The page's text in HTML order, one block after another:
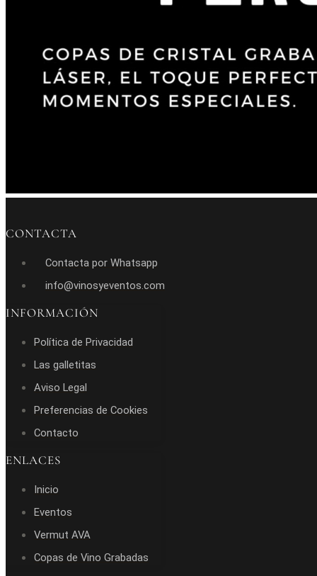
CONTACTA
Contacta por Whatsapp
info@vinosyeventos.com
INFORMACIÓN
Política de Privacidad
Las galletitas
Aviso Legal
Preferencias de Cookies
Contacto
ENLACES
Inicio
Eventos
Vermut AVA
Copas de Vino Grabadas